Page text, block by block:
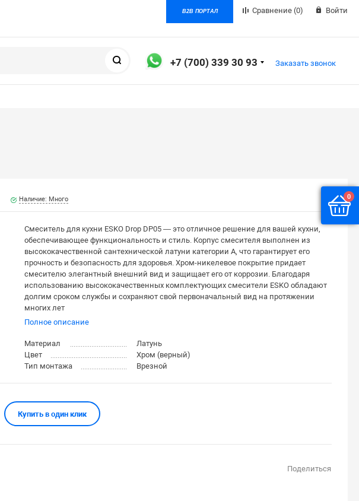
B2B ПОРТАЛ Сравнение (0) Войти
+7 (700) 339 30 93 Заказать звонок
Наличие: Много
Смеситель для кухни ESKO Drop DP05 — это отличное решение для вашей кухни,
обеспечивающее функциональность и стиль. Корпус смесителя выполнен из
высококачественной сантехнической латуни категории А, что гарантирует его
прочность и безопасность для здоровья. Хром-никелевое покрытие придает
смесителю элегантный внешний вид и защищает его от коррозии. Благодаря
использованию высококачественных комплектующих смесители ESKO обладают
долгим сроком службы и сохраняют свой первоначальный вид на протяжении
многих лет
Полное описание
Материал
Латунь
Цвет
Хром (верный)
Тип монтажа
Врезной
Купить в один клик
Поделиться
0